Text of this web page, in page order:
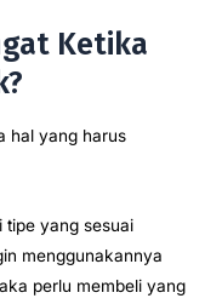
Ketika
hal yang harus
tipe yang sesuai
menggunakannya
perlu membeli yang